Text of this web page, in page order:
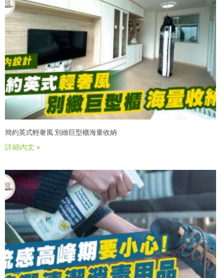
簡約英式輕奢風 別緻巨型櫃海量收納
詳細內文 »